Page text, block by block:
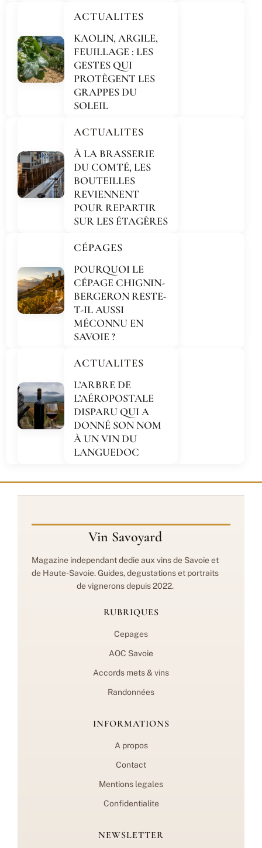
ACTUALITES
KAOLIN, ARGILE,
FEUILLAGE : LES
GESTES QUI
PROTÈGENT LES
GRAPPES DU
SOLEIL
ACTUALITES
À LA BRASSERIE
DU COMTÉ, LES
BOUTEILLES
REVIENNENT
POUR REPARTIR
SUR LES ÉTAGÈRES
CÉPAGES
POURQUOI LE
CÉPAGE CHIGNIN-
BERGERON RESTE-
T-IL AUSSI
MÉCONNU EN
SAVOIE ?
ACTUALITES
L’ARBRE DE
L’AÉROPOSTALE
DISPARU QUI A
DONNÉ SON NOM
À UN VIN DU
LANGUEDOC
Vin Savoyard
Magazine independant dedie aux vins de Savoie et
de Haute-Savoie. Guides, degustations et portraits
de vignerons depuis 2022.
RUBRIQUES
Cepages
AOC Savoie
Accords mets & vins
Randonnées
INFORMATIONS
A propos
Contact
Mentions legales
Confidentialite
NEWSLETTER